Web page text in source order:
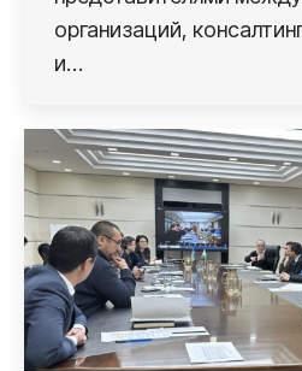
организаций,
и…